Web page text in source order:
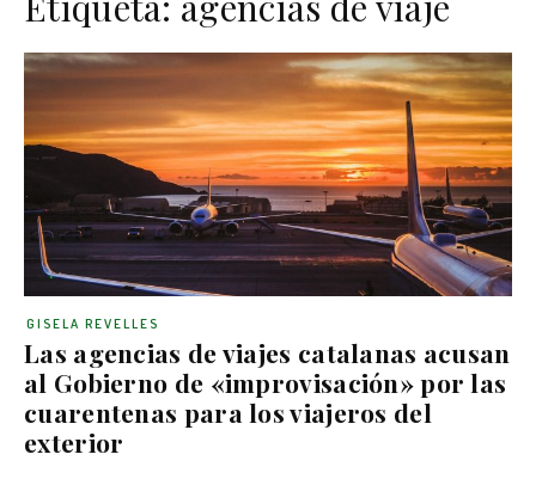
Las agencias de viajes catalanas acusan
al Gobierno de «improvisación» por las
cuarentenas para los viajeros del
exterior
GISELA REVELLES